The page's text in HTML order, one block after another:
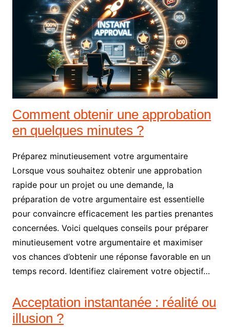
Comment obtenir une approbation
en quelques minutes ?
Préparez minutieusement votre argumentaire
Lorsque vous souhaitez obtenir une approbation
rapide pour un projet ou une demande, la
préparation de votre argumentaire est essentielle
pour convaincre efficacement les parties prenantes
concernées. Voici quelques conseils pour préparer
minutieusement votre argumentaire et maximiser
vos chances d’obtenir une réponse favorable en un
temps record. Identifiez clairement votre objectif…
Acceptation instantanée : réalité ou
illusion ?